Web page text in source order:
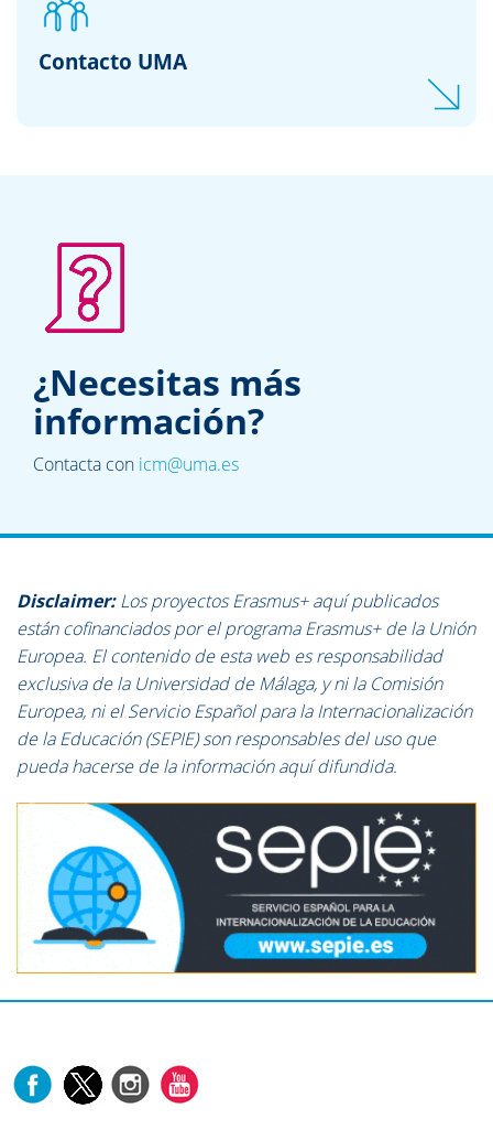
Contacto UMA
¿Necesitas más
información?
Contacta con icm@uma.es
Disclaimer:Los proyectos Erasmus+ aquí publicados
están cofinanciados por el programa Erasmus+ de la Unión
Europea. El contenido de esta web es responsabilidad
exclusiva de la Universidad de Málaga, y ni la Comisión
Europea, ni el Servicio Español para la Internacionalización
de la Educación (SEPIE) son responsables del uso que
pueda hacerse de la información aquí difundida.